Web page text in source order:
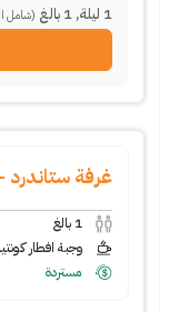
1 ليلة,
1 بالغ (شامل
غرفة
1 بالغ
وجبة افطار
مستردة